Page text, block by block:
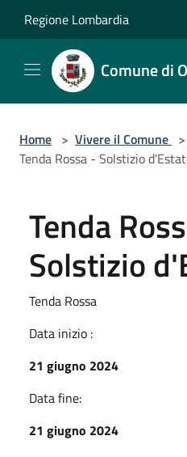
Regione Lombardia
Comune di
Home > Vivere il Comune >
Tenda Rossa - Solstizio
Tenda
Solstizio
Tenda Rossa
Data inizio :
21 giugno 2024
Data fine:
21 giugno 2024